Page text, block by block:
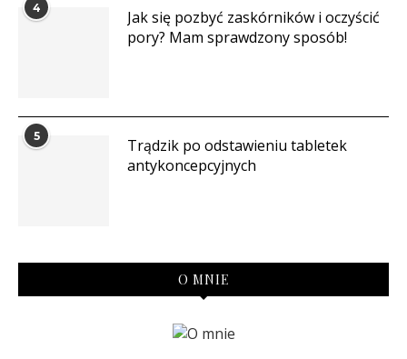
4
Jak się pozbyć zaskórników i oczyścić
pory? Mam sprawdzony sposób!
5
Trądzik po odstawieniu tabletek
antykoncepcyjnych
O MNIE